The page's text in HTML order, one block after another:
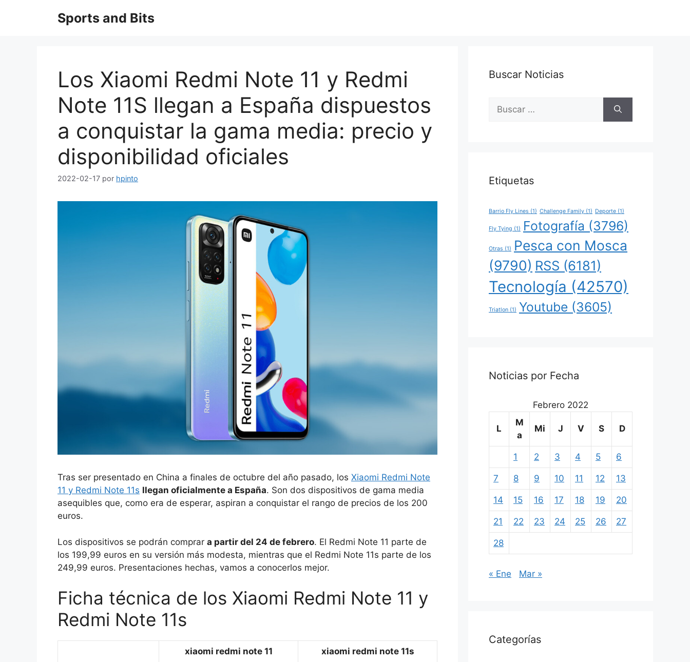
Sports and Bits
Los Xiaomi Redmi Note 11 y Redmi
Note 11S llegan a España dispuestos
a conquistar la gama media: precio y
disponibilidad oficiales
2022-02-17 por hpinto
Tras ser presentado en China a finales de octubre del año pasado, los Xiaomi Redmi Note
11 y Redmi Note 11s llegan oficialmente a España. Son dos dispositivos de gama media
asequibles que, como era de esperar, aspiran a conquistar el rango de precios de los 200
euros.
Los dispositivos se podrán comprar a partir del 24 de febrero. El Redmi Note 11 parte de
los 199,99 euros en su versión más modesta, mientras que el Redmi Note 11s parte de los
249,99 euros. Presentaciones hechas, vamos a conocerlos mejor.
Ficha técnica de los Xiaomi Redmi Note 11 y
Redmi Note 11s
xiaomi redmi note 11 xiaomi redmi note 11s
Buscar Noticias
Buscar:
Etiquetas
Barrio Fly Lines (1) Challenge Family (1) Deporte (1)
Fly Tying (1) Fotografía (3796)
Otras (1)
Pesca con Mosca
(9790) RSS (6181)
Tecnología (42570)
Triatlon (1) Youtube (3605)
Noticias por Fecha
Febrero 2022
L
M
a
Mi J V S D
1 2 3 4 5 6
7 8 9 10 11 12 13
14 15 16 17 18 19 20
21 22 23 24 25 26 27
28
« Ene Mar »
Categorías